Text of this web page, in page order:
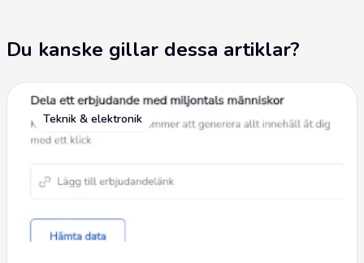
Du kanske gillar dessa artiklar?
Teknik & elektronik